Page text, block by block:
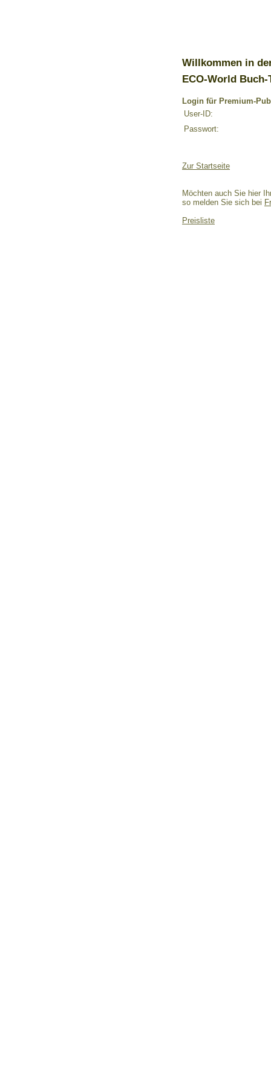
Willkommen in
ECO-World Buch-
Login für Premium-
User-ID:
Passwort:
Zur Startseite
Möchten auch Sie hier
so melden Sie sich bei
Preisliste